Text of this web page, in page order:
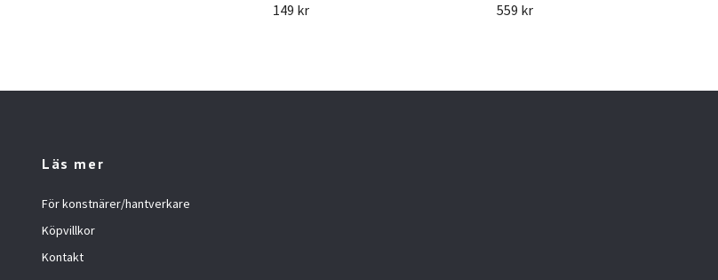
149 kr
559 kr
Läs mer
För konstnärer/hantverkare
Köpvillkor
Kontakt